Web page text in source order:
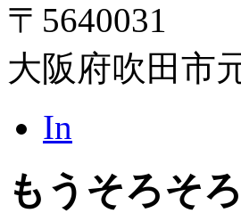
〒5640031
大阪府吹田市
In
もうそろそろ